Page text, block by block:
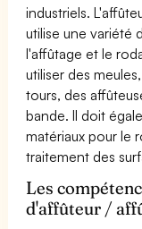
industriels.
utilise une variété
l'affûtage et le
utiliser des
tours, des
bande. Il doit
matériaux pour le
traitement des
Les
d'affûteur /